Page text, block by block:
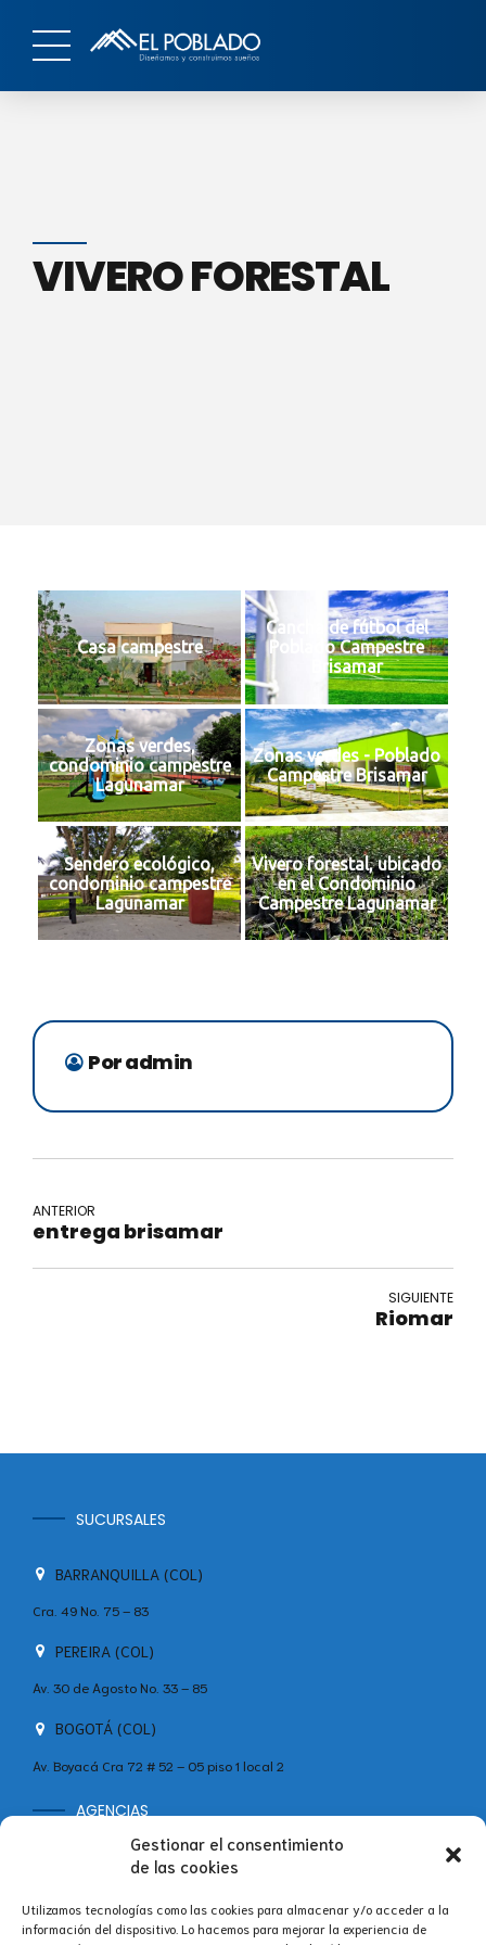
Gestionar el consentimiento
de las cookies
Utilizamos tecnologías como las cookies para almacenar y/o acceder a la
información del dispositivo. Lo hacemos para mejorar la experiencia de
VIVERO FORESTAL
Casa campestre
Cancha de fútbol del
Poblado Campestre
Brisamar
Zonas verdes,
condominio campestre
Lagunamar
Zonas verdes - Poblado
Campestre Brisamar
Sendero ecológico,
condominio campestre
Lagunamar
Vivero forestal, ubicado
en el Condominio
Campestre Lagunamar
Por admin
ANTERIOR
entrega brisamar
SIGUIENTE
Riomar
SUCURSALES
BARRANQUILLA (COL)
Cra. 49 No. 75 – 83
PEREIRA (COL)
Av. 30 de Agosto No. 33 – 85
BOGOTÁ (COL)
Av. Boyacá Cra 72 # 52 – 05 piso 1 local 2
AGENCIAS
MADRID (ESP)
+34 642 60 46 11
España